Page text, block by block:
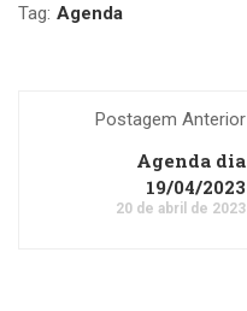
Tag: Agenda
Postagem Anterior
Agenda dia
19/04/2023
20 de abril de 2023